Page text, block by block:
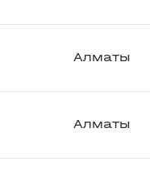
Алматы
Алматы